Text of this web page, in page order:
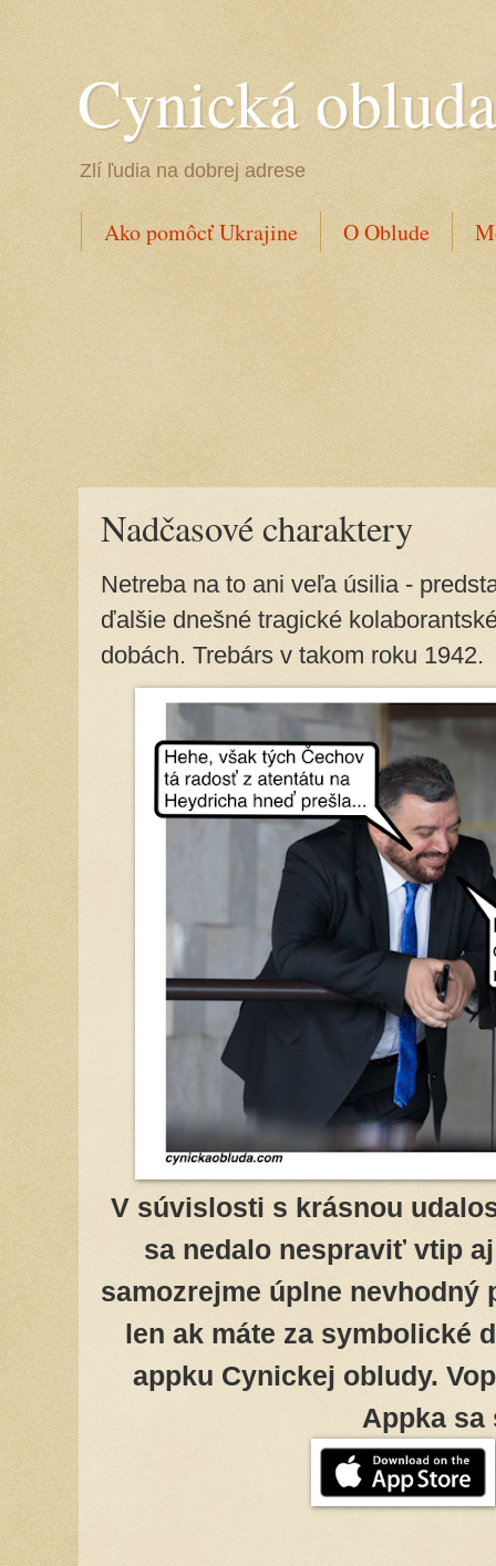
Cynická obluda
Zlí ľudia na dobrej adrese
Ako pomôcť Ukrajine O Oblude
Nadčasové charaktery
Netreba na to ani veľa úsilia -
ďalšie dnešné tragické
dobách. Trebárs v takom roku 1942.
V súvislosti s krásnou
sa nedalo nespraviť vtip
samozrejme úplne
len ak máte za symbolické
appku Cynickej obludy.
Appka